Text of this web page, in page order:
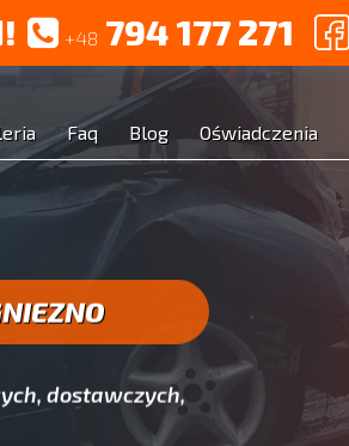
+48 794 177 271
Faq Blog Oświadczenia
dostawczych,